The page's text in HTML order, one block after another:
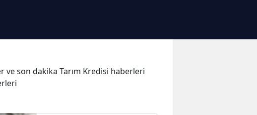
son dakika Tarım Kredisi haberleri